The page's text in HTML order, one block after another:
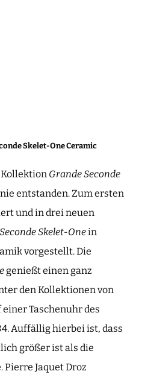
Skelet-One Ceramic
Grande Seconde
entstanden. Zum ersten
und in drei neuen
Skelet-Onein
vorgestellt. Die
genießt einen ganz
den Kollektionen von
einer Taschenuhr des
Auffällig hierbei ist, dass
größer ist als die
Jaquet Droz